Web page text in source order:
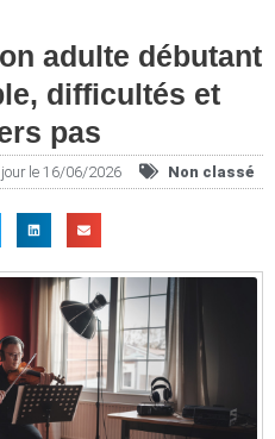
adulte débutant
difficultés et
pas
le 16/06/2026 Non classé